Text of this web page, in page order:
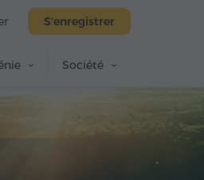
S'enregistrer
Société